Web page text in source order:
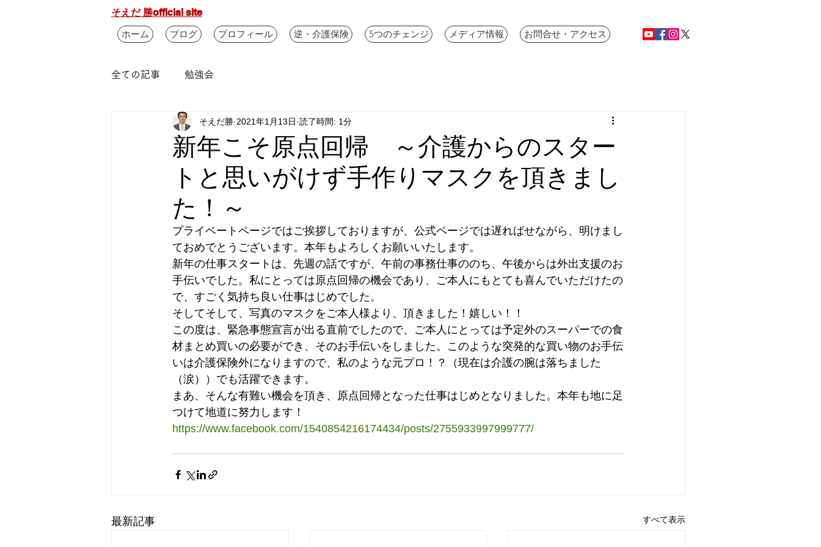
そえだ 勝official site
ホーム
ブログ プロフィール 逆・介護保険 5つのチェンジ メディア情報 お問合せ・アクセス
全ての記事 勉強会
新年こそ原点回帰 ～介護からのスター
トと思いがけず手作りマスクを頂きまし
た！～
そえだ勝 2021年1月13日 読了時間: 1分
プライベートページではご挨拶しておりますが、公式ページでは遅ればせながら、明けまし
ておめでとうございます。本年もよろしくお願いいたします。
新年の仕事スタートは、先週の話ですが、午前の事務仕事ののち、午後からは外出支援のお
手伝いでした。私にとっては原点回帰の機会であり、ご本人にもとても喜んでいただけたの
で、すごく気持ち良い仕事はじめでした。
そしてそして、写真のマスクをご本人様より、頂きました！嬉しい！！
この度は、緊急事態宣言が出る直前でしたので、ご本人にとっては予定外のスーパーでの食
材まとめ買いの必要ができ、そのお手伝いをしました。このような突発的な買い物のお手伝
いは介護保険外になりますので、私のような元プロ！？（現在は介護の腕は落ちました
（涙））でも活躍できます。
まあ、そんな有難い機会を頂き、原点回帰となった仕事はじめとなりました。本年も地に足
つけて地道に努力します！
https://www.facebook.com/1540854216174434/posts/2755933997999777/
最新記事 すべて表示